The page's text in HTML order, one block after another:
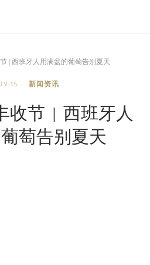
| 西班牙人用满盆的葡萄告别夏天
15 新闻资讯
收节 | 西班牙人
萄告别夏天